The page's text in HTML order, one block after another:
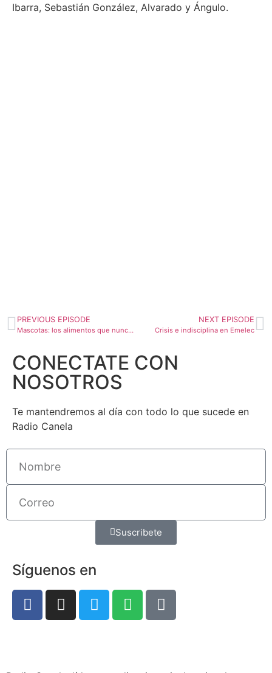
Ibarra, Sebastián González, Alvarado y Ángulo.
PREVIOUS EPISODE
Mascotas: los alimentos que nunca le podés dar a tu perro porque afecta su salud
NEXT EPISODE
Crisis e indisciplina en Emelec
CONECTATE CON
NOSOTROS
Te mantendremos al día con todo lo que sucede en
Radio Canela
Suscribete
Síguenos en